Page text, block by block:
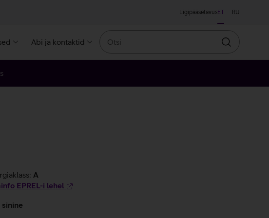
LigipääsetavusET RU
Abi ja kontaktid
Otsin
A
EPREL-i lehel
sinine